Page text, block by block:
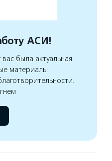
АСИ!
была актуальная
материалы